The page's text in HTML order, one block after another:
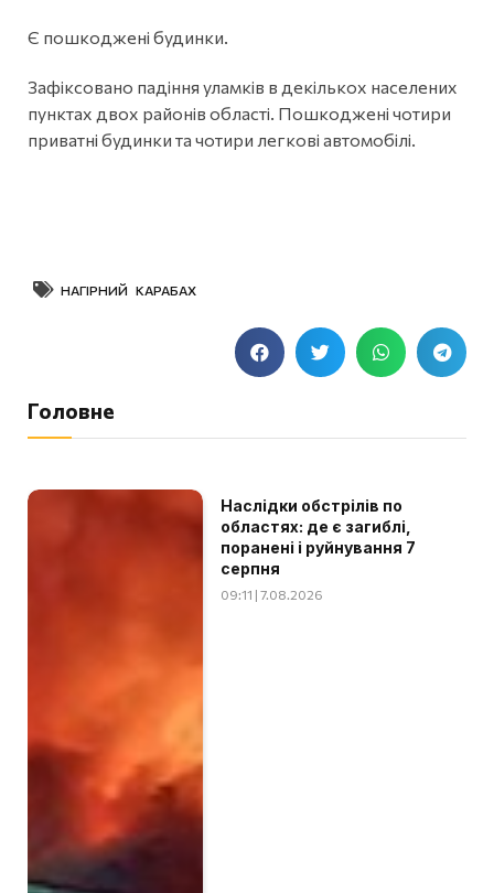
Є пошкоджені будинки.
Зафіксовано падіння уламків в декількох населених
пунктах двох районів області. Пошкоджені чотири
приватні будинки та чотири легкові автомобілі.
НАГІРНИЙ КАРАБАХ
Головне
Наслідки обстрілів по
областях: де є загиблі,
поранені і руйнування 7
серпня
09:11 | 7.08.2026